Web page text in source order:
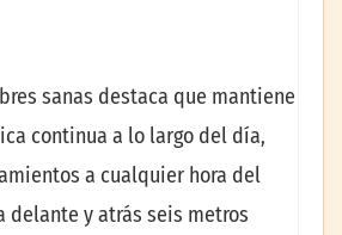
sanas destaca que mantiene
continua a lo largo del día,
a cualquier hora del
delante y atrás seis metros